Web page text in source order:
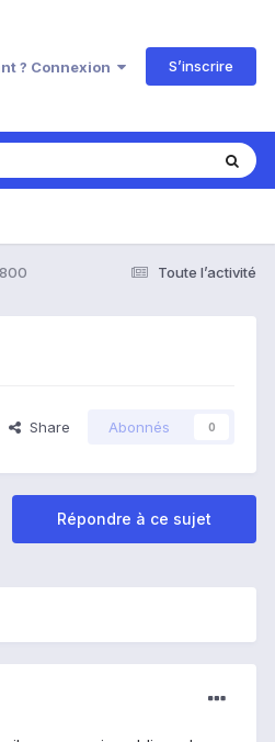
? Connexion S’inscrire
Toute l’activité
Share Abonnés 0
Répondre à ce sujet